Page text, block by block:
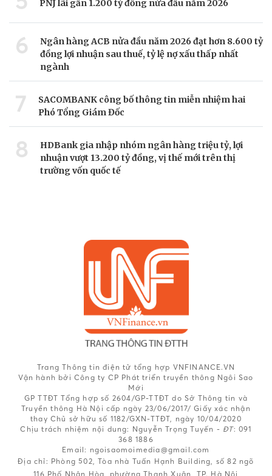
PNJ lãi gần 1.200 tỷ đồng nửa đầu năm 2026
6
Ngân hàng ACB nửa đầu năm 2026 đạt hơn 8.600 tỷ
đồng lợi nhuận sau thuế, tỷ lệ nợ xấu thấp nhất
ngành
7
SACOMBANK công bố thông tin miễn nhiệm hai
Phó Tổng Giám Đốc
8
HDBank gia nhập nhóm ngân hàng triệu tỷ, lợi
nhuận vượt 13.200 tỷ đồng, vị thế mới trên thị
trường vốn quốc tế
Trang Thông tin điện tử tổng hợp VNFINANCE.VN
Vận hành bởi Công ty CP Phát triển truyền thông Ngôi Sao
Mới
GP TTĐT Tổng hợp số 2604/GP-TTĐT do Sở Thông tin và
Truyền thông Hà Nội cấp ngày 23/06/2017/ Giấy xác nhận
thay Chủ sở hữu số 1182/GXN-TTĐT, ngày 10/04/2020
Chịu trách nhiệm nội dung: Nguyễn Trọng Tuyến - ĐT: 091
368 1886
Email: ngoisaomoimedia@gmail.com
Địa chỉ: Phòng 502, Tòa nhà Tuấn Hạnh Building, số 82 ngõ
116 Phố Nhân Hòa, phường Thanh Xuân, TP. Hà Nội